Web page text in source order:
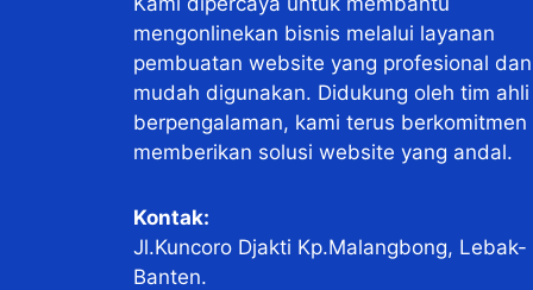
mengonlinekan bisnis melalui layanan
pembuatan website yang profesional dan
mudah digunakan. Didukung oleh tim ahli
berpengalaman, kami terus berkomitmen
memberikan solusi website yang andal.
Kontak:
Jl.Kuncoro Djakti Kp.Malangbong, Lebak-
Banten.